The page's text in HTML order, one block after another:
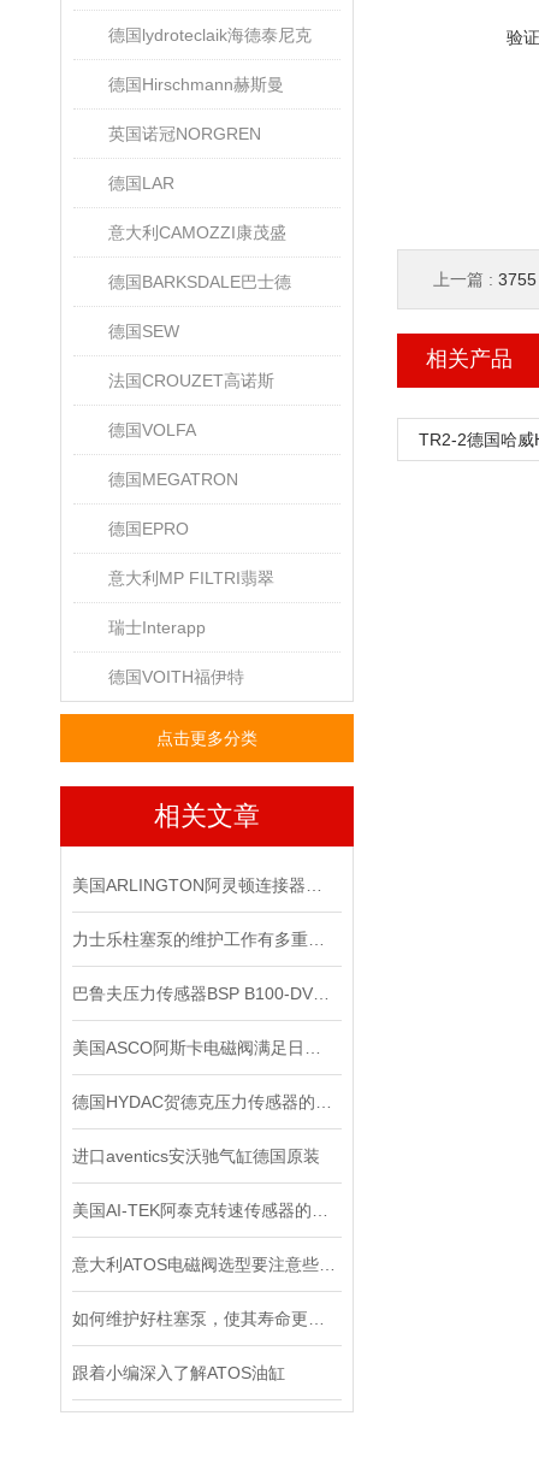
德国lydroteclaik海德泰尼克
德国Hirschmann赫斯曼
英国诺冠NORGREN
德国LAR
意大利CAMOZZI康茂盛
德国BARKSDALE巴士德
德国SEW
法国CROUZET高诺斯
德国VOLFA
德国MEGATRON
德国EPRO
意大利MP FILTRI翡翠
瑞士Interapp
德国VOITH福伊特
点击更多分类
相关文章
进口aventics安沃驰气缸德国原装
跟着小编深入了解ATOS油缸
验
上一篇 : 3755
相关产品
TR2-2德国哈威